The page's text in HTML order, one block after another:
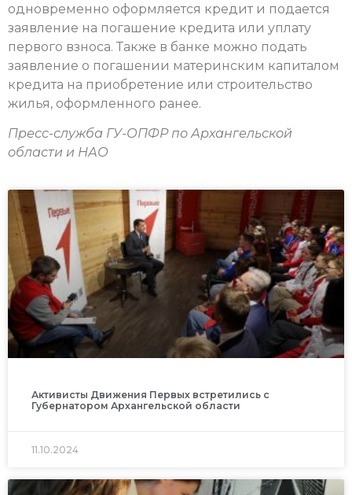
одновременно оформляется кредит и подается
заявление на погашение кредита или уплату
первого взноса. Также в банке можно подать
заявление о погашении материнским капиталом
кредита на приобретение или строительство
жилья, оформленного ранее.
Пресс-служба ГУ-ОПФР по Архангельской
области и НАО
Активисты Движения Первых встретились с
Губернатором Архангельской области
11.10.2024